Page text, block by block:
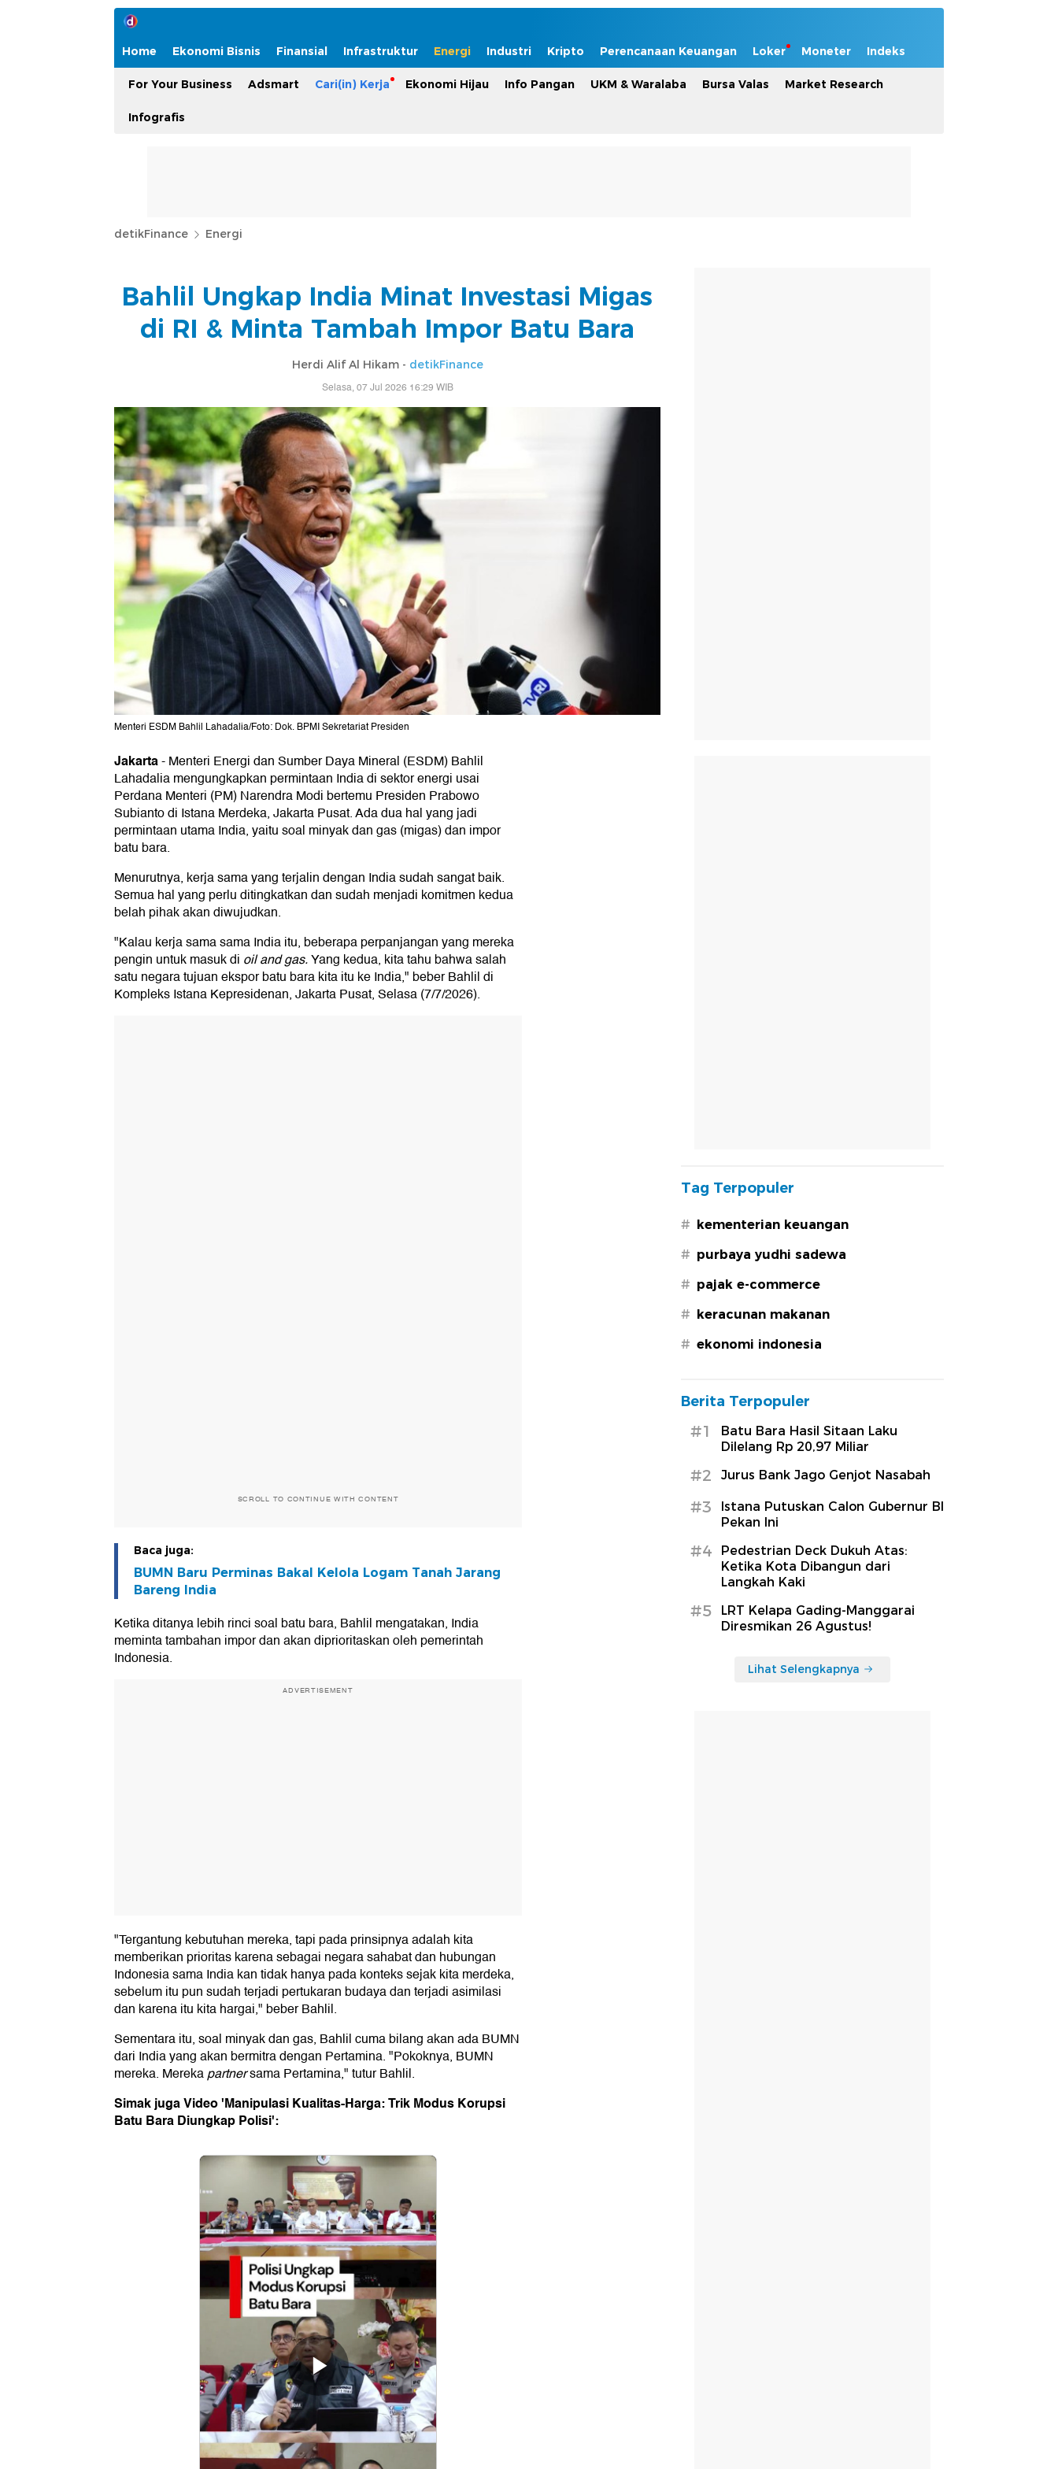
Home Ekonomi Bisnis Finansial Infrastruktur Energi Industri Kripto Perencanaan Keuangan Loker Moneter Indeks
For Your Business Adsmart Cari(in) Kerja Ekonomi Hijau Info Pangan UKM & Waralaba Bursa Valas Market Research
Infografis
detikFinance Energi
Bahlil Ungkap India Minat Investasi Migas
di RI & Minta Tambah Impor Batu Bara
Herdi Alif Al Hikam - detikFinance
Selasa, 07 Jul 2026 16:29 WIB
Menteri ESDM Bahlil Lahadalia/Foto: Dok. BPMI Sekretariat Presiden
Jakarta-Menteri Energi dan Sumber Daya Mineral (ESDM) Bahlil
Lahadalia mengungkapkan permintaan India di sektor energi usai
Perdana Menteri (PM) Narendra Modi bertemu Presiden Prabowo
Subianto di Istana Merdeka, Jakarta Pusat. Ada dua hal yang jadi
permintaan utama India, yaitu soal minyak dan gas (migas) dan impor
batu bara.
Menurutnya, kerja sama yang terjalin dengan India sudah sangat baik.
Semua hal yang perlu ditingkatkan dan sudah menjadi komitmen kedua
belah pihak akan diwujudkan.
"Kalau kerja sama sama India itu, beberapa perpanjangan yang mereka
pengin untuk masuk di oil and gas.Yang kedua, kita tahu bahwa salah
satu negara tujuan ekspor batu bara kita itu ke India," beber Bahlil di
Kompleks Istana Kepresidenan, Jakarta Pusat, Selasa (7/7/2026).
SCROLL TO CONTINUE WITH CONTENT
Baca juga:
BUMN Baru Perminas Bakal Kelola Logam Tanah Jarang
Bareng India
Ketika ditanya lebih rinci soal batu bara, Bahlil mengatakan, India
meminta tambahan impor dan akan diprioritaskan oleh pemerintah
Indonesia.
ADVERTISEMENT
"Tergantung kebutuhan mereka, tapi pada prinsipnya adalah kita
memberikan prioritas karena sebagai negara sahabat dan hubungan
Indonesia sama India kan tidak hanya pada konteks sejak kita merdeka,
sebelum itu pun sudah terjadi pertukaran budaya dan terjadi asimilasi
dan karena itu kita hargai," beber Bahlil.
Sementara itu, soal minyak dan gas, Bahlil cuma bilang akan ada BUMN
dari India yang akan bermitra dengan Pertamina. "Pokoknya, BUMN
mereka. Merekapartnersama Pertamina," tutur Bahlil.
Simak juga Video 'Manipulasi Kualitas-Harga: Trik Modus Korupsi
Batu Bara Diungkap Polisi':
Tag Terpopuler
# kementerian keuangan
# purbaya yudhi sadewa
# pajak e-commerce
# keracunan makanan
# ekonomi indonesia
Berita Terpopuler
#1
Batu Bara Hasil Sitaan Laku
Dilelang Rp 20,97 Miliar
#2 Jurus Bank Jago Genjot Nasabah
#3
Istana Putuskan Calon Gubernur BI
Pekan Ini
#4
Pedestrian Deck Dukuh Atas:
Ketika Kota Dibangun dari
Langkah Kaki
#5
LRT Kelapa Gading-Manggarai
Diresmikan 26 Agustus!
Lihat Selengkapnya